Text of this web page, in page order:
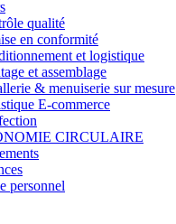
qualité
en conformité
et logistique
et assemblage
& menuiserie sur mesure
E-commerce
CIRCULAIRE
personnel